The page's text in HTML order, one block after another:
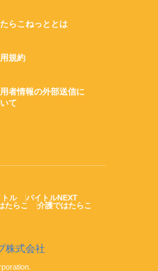
らこねっととは
規約
者情報の外部送信に
て
ル
バイトルNEXT
たらこ 介護ではたらこ